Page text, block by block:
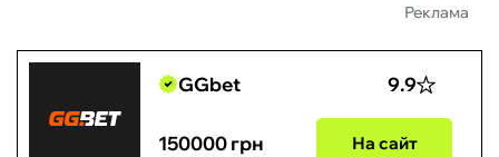
Реклама
GGbet 9.9
150000 грн На сайт